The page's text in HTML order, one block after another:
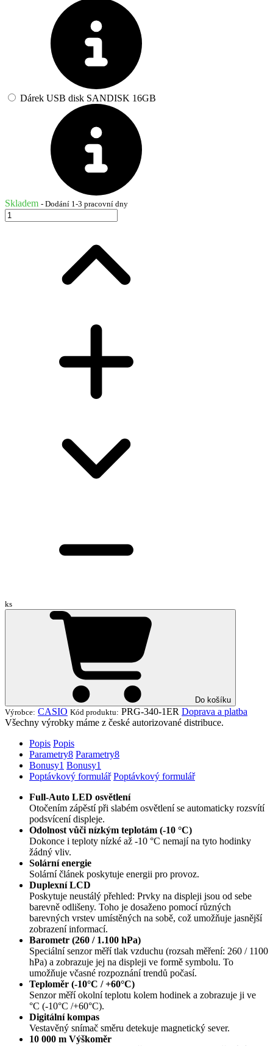
Dárek USB disk SANDISK 16GB
Skladem - Dodání 1-3 pracovní dny
ks
Do košíku
Výrobce: CASIO Kód produktu: PRG-340-1ER Doprava a platba
Všechny výrobky máme z české autorizované distribuce.
Popis Popis
Parametry8 Parametry8
Bonusy1 Bonusy1
Poptávkový formulář Poptávkový formulář
Full-Auto LED osvětlení
Otočením zápěstí při slabém osvětlení se automaticky rozsvítí
podsvícení displeje.
Odolnost vůči nízkým teplotám (-10 °C)
Dokonce i teploty nízké až -10 °C nemají na tyto hodinky
žádný vliv.
Solární energie
Solární článek poskytuje energii pro provoz.
Duplexní LCD
Poskytuje neustálý přehled: Prvky na displeji jsou od sebe
barevně odlišeny. Toho je dosaženo pomocí různých
barevných vrstev umístěných na sobě, což umožňuje jasnější
zobrazení informací.
Barometr (260 / 1.100 hPa)
Speciální senzor měří tlak vzduchu (rozsah měření: 260 / 1100
hPa) a zobrazuje jej na displeji ve formě symbolu. To
umožňuje včasné rozpoznání trendů počasí.
Teploměr (-10°C / +60°C)
Senzor měří okolní teplotu kolem hodinek a zobrazuje ji ve
°C (-10°C /+60°C).
Digitální kompas
Vestavěný snímač směru detekuje magnetický sever.
10 000 m Výškoměr